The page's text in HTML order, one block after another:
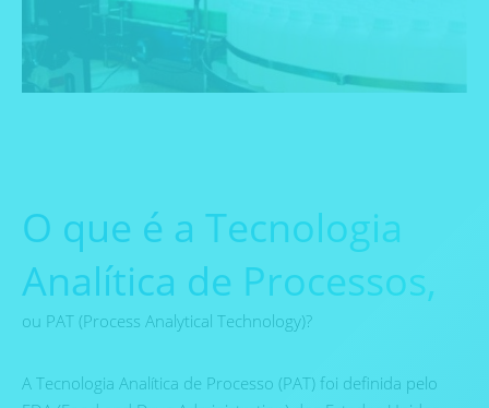
O que é a Tecnologia
Analítica de Processos,
ou PAT (Process Analytical Technology)?
A Tecnologia Analítica de Processo (PAT) foi definida pelo